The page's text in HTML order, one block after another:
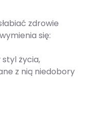
zdrowie
się:
życia,
z nią niedobory